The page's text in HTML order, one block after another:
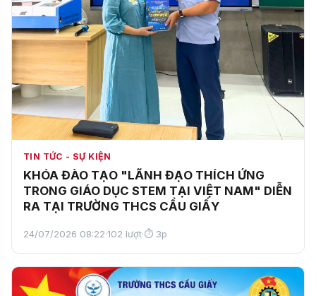
TIN TỨC - SỰ KIỆN
KHÓA ĐÀO TẠO "LÃNH ĐẠO THÍCH ỨNG
TRONG GIÁO DỤC STEM TẠI VIỆT NAM" DIỄN
RA TẠI TRƯỜNG THCS CẦU GIẤY
24/07/2026 08:22·102 lượt·⏱ 3p